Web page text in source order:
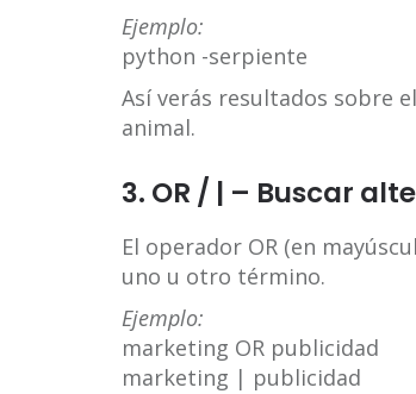
Ejemplo:
python -serpiente
Así verás resultados sobre
animal.
3. OR / | – Buscar
El operador OR (en
uno u otro término.
Ejemplo:
marketing OR publicidad
marketing | publicidad